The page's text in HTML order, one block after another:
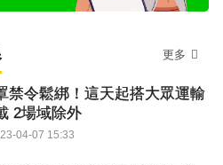
更多
禁令鬆綁！這天起搭大眾運輸
2場域除外
04-07 15:33